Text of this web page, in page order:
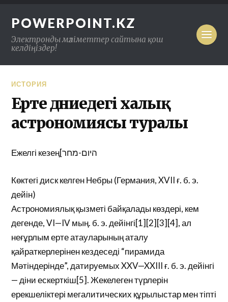
POWERPOINT.KZ
Электронды мәліметтер сайтына қош
келдіңіздер!
ИСТОРИЯ
Ерте дүниедегі халық
астрономиясы туралы
Ежелгі кезең[היום-מחר
Көктегі диск келген Небры (Германия, XVII ғ. б. э.
дейін)
Астрономиялық қызметі байқалады көздері, кем
дегенде, VI—IV мың. б. э. дейінгі[1][2][3][4], ал
неғұрлым ерте атауларының аталу
қайраткерлерінен кездеседі “пирамида
Мәтіндерінде”, датируемых XXV—XXIII ғ. б. э. дейінгі
— діни ескерткіш[5]. Жекелеген түрлерін
ерекшеліктері мегалитических құрылыстар мен тіпті